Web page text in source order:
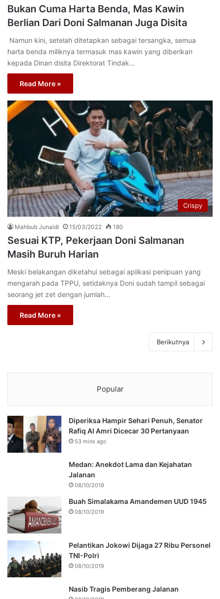
Bukan Cuma Harta Benda, Mas Kawin
Berlian Dari Doni Salmanan Juga Disita
Namun kini, setelah ditetapkan sebagai tersangka, semua
harta benda miliknya termasuk mas kawin yang diberikan
kepada Dinan disita Direktorat Tindak…
Read More »
Crispy
Mahbub Junaidi 15/03/2022 180
Sesuai KTP, Pekerjaan Doni Salmanan
Masih Buruh Harian
Meski belakangan diketahui sebagai aplikasi penipuan yang
mengarah pada TPPU, setidaknya Doni sudah tampil sebagai
seorang jet zet dengan jumlah…
Read More »
Berikutnya
Popular
Diperiksa Hampir Sehari Penuh, Senator
Rafiq Al Amri Dicecar 30 Pertanyaan
53 mins ago
Medan: Anekdot Lama dan Kejahatan
Jalanan
08/10/2019
Buah Simalakama Amandemen UUD 1945
08/10/2019
Pelantikan Jokowi Dijaga 27 Ribu Personel
TNI-Polri
08/10/2019
Nasib Tragis Pemberang Jalanan